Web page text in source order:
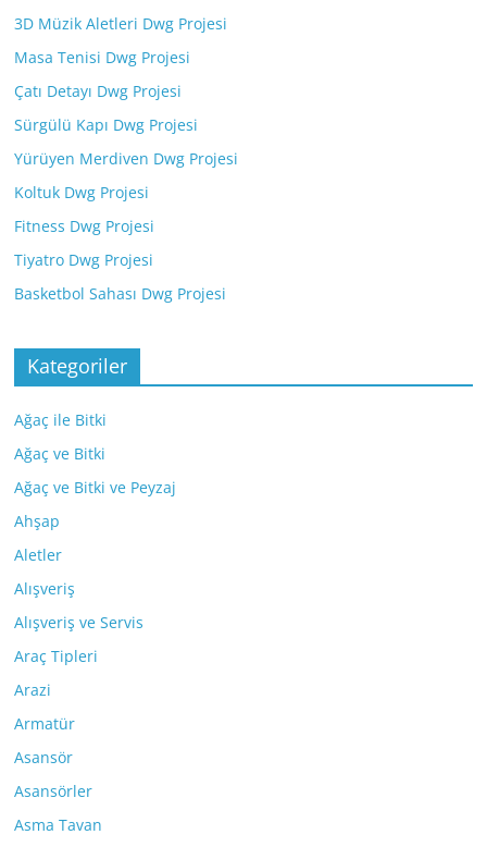
3D Müzik Aletleri Dwg Projesi
Masa Tenisi Dwg Projesi
Çatı Detayı Dwg Projesi
Sürgülü Kapı Dwg Projesi
Yürüyen Merdiven Dwg Projesi
Koltuk Dwg Projesi
Fitness Dwg Projesi
Tiyatro Dwg Projesi
Basketbol Sahası Dwg Projesi
Kategoriler
Ağaç ile Bitki
Ağaç ve Bitki
Ağaç ve Bitki ve Peyzaj
Ahşap
Aletler
Alışveriş
Alışveriş ve Servis
Araç Tipleri
Arazi
Armatür
Asansör
Asansörler
Asma Tavan